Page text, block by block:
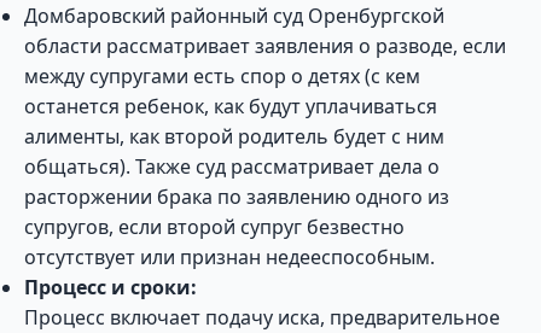
Домбаровский районный суд Оренбургской
области рассматривает заявления о разводе, если
между супругами есть спор о детях (с кем
останется ребенок, как будут уплачиваться
алименты, как второй родитель будет с ним
общаться). Также суд рассматривает дела о
расторжении брака по заявлению одного из
супругов, если второй супруг безвестно
отсутствует или признан недееспособным.
Процесс и сроки:
Процесс включает подачу иска, предварительное